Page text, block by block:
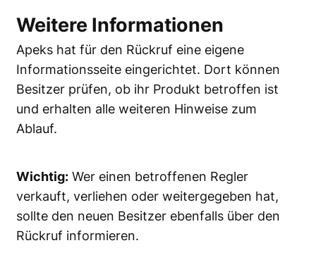
Weitere Informationen
Apeks hat für den Rückruf eine eigene
Informationsseite eingerichtet. Dort können
Besitzer prüfen, ob ihr Produkt betroffen ist
und erhalten alle weiteren Hinweise zum
Ablauf.
Wichtig: Wer einen betroffenen Regler
verkauft, verliehen oder weitergegeben hat,
sollte den neuen Besitzer ebenfalls über den
Rückruf informieren.